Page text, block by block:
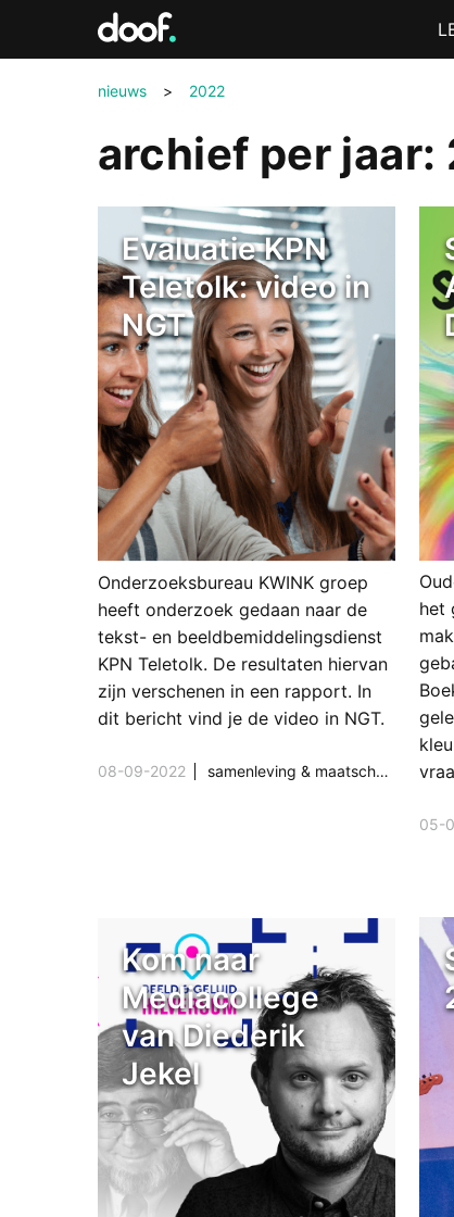
nieuws > 2022
archief per jaar:
Evaluatie KPN
Teletolk: video in
NGT
Onderzoeksbureau KWINK groep
heeft onderzoek gedaan naar de
tekst- en beeldbemiddelingsdienst
KPN Teletolk. De resultaten hiervan
zijn verschenen in een rapport. In
dit bericht vind je de video in NGT.
08-09-2022 samenleving & maatschappij ,
het
05-
Kom naar
Mediacollege
van Diederik
Jekel
Doof.nl